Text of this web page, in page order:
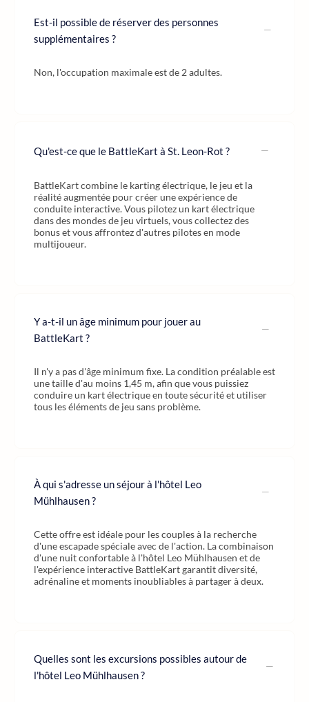
Est-il possible de réserver des personnes
supplémentaires ?
Non, l'occupation maximale est de 2 adultes.
Qu'est-ce que le BattleKart à St. Leon-Rot ?
BattleKart combine le karting électrique, le jeu et la
réalité augmentée pour créer une expérience de
conduite interactive. Vous pilotez un kart électrique
dans des mondes de jeu virtuels, vous collectez des
bonus et vous affrontez d'autres pilotes en mode
multijoueur.
Y a-t-il un âge minimum pour jouer au
BattleKart ?
Il n'y a pas d'âge minimum fixe. La condition préalable est
une taille d'au moins 1,45 m, afin que vous puissiez
conduire un kart électrique en toute sécurité et utiliser
tous les éléments de jeu sans problème.
À qui s'adresse un séjour à l'hôtel Leo
Mühlhausen ?
Cette offre est idéale pour les couples à la recherche
d'une escapade spéciale avec de l'action. La combinaison
d'une nuit confortable à l'hôtel Leo Mühlhausen et de
l'expérience interactive BattleKart garantit diversité,
adrénaline et moments inoubliables à partager à deux.
Quelles sont les excursions possibles autour de
l'hôtel Leo Mühlhausen ?